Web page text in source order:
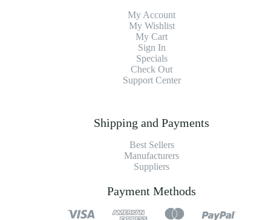
My Account
My Wishlist
My Cart
Sign In
Specials
Check Out
Support Center
Shipping and Payments
Best Sellers
Manufacturers
Suppliers
Payment Methods